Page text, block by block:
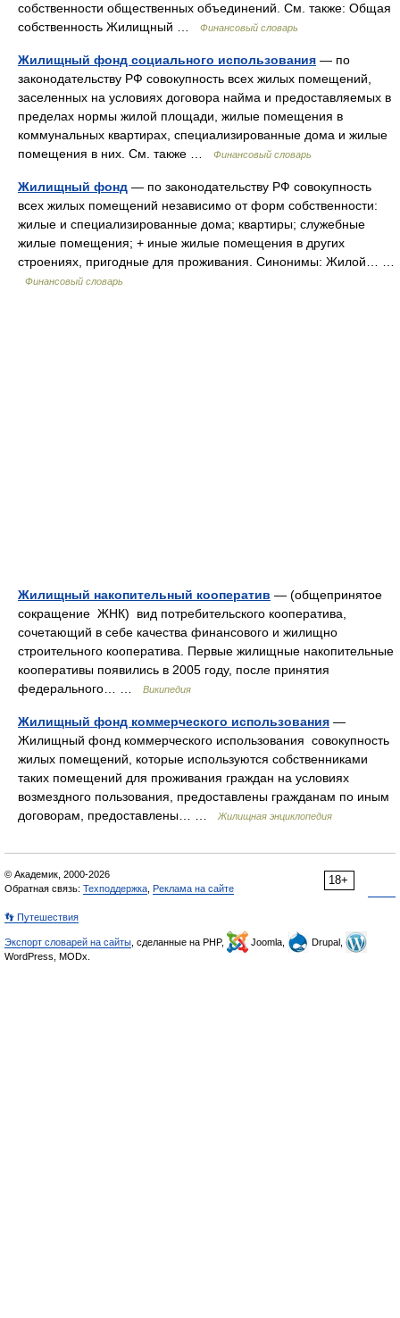
собственности общественных объединений. См. также: Общая
собственность Жилищный …
Финансовый словарь
Жилищный фонд социального использования — по
законодательству РФ совокупность всех жилых помещений,
заселенных на условиях договора найма и предоставляемых в
пределах нормы жилой площади, жилые помещения в
коммунальных квартирах, специализированные дома и жилые
помещения в них. См. также …
Финансовый словарь
Жилищный фонд — по законодательству РФ совокупность
всех жилых помещений независимо от форм собственности:
жилые и специализированные дома; квартиры; служебные
жилые помещения; + иные жилые помещения в других
строениях, пригодные для проживания. Синонимы: Жилой… …
Финансовый словарь
Жилищный накопительный кооператив — (общепринятое
сокращение ЖНК) вид потребительского кооператива,
сочетающий в себе качества финансового и жилищно
строительного кооператива. Первые жилищные накопительные
кооперативы появились в 2005 году, после принятия
федерального… …
Википедия
Жилищный фонд коммерческого использования —
Жилищный фонд коммерческого использования совокупность
жилых помещений, которые используются собственниками
таких помещений для проживания граждан на условиях
возмездного пользования, предоставлены гражданам по иным
договорам, предоставлены… …
Жилищная энциклопедия
18+
© Академик, 2000-2026
Обратная связь: Техподдержка Реклама на сайте
👣 Путешествия
Экспорт словарей на сайты , сделанные на PHP, Joomla,
Drupal,
WordPress, MODx.